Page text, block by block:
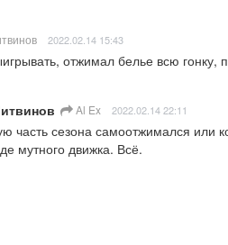
2022.02.14 15:43
отжимал белье всю гонку,
Al Ex 2022.02.14 22:11
часть сезона самоотжимался или
мутного движка. Всё.